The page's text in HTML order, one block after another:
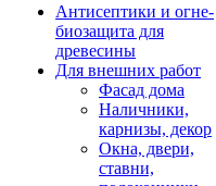
Антисептики и огне-
биозащита для
древесины
Для внешних работ
Фасад дома
Наличники,
карнизы, декор
Окна, двери,
ставни,